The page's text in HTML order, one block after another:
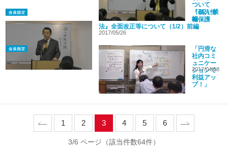
ついて
（2/2）後
編
『個人情
報保護
法』全面改正等について（1/2）前編
2017/05/26
「円滑な
社内コミ
ュニケー
ションで
利益アッ
プ！」
2017/04/18
prev
1 2 3 4 5 6
3/6 ページ（該当件数64件）